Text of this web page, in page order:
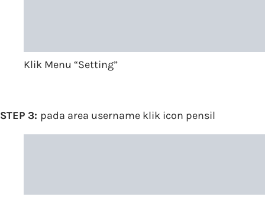
Klik Menu “Setting”
STEP 3: pada area username klik icon pensil